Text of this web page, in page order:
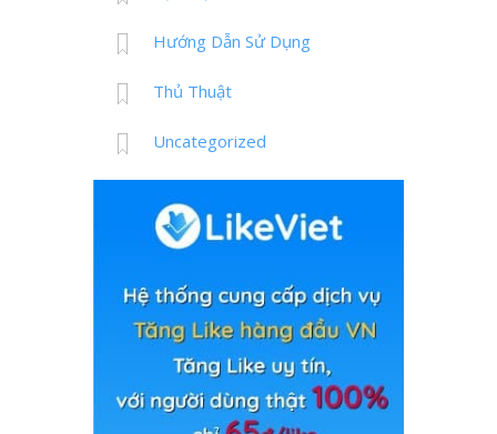
Hướng Dẫn Sử Dụng
Thủ Thuật
Uncategorized